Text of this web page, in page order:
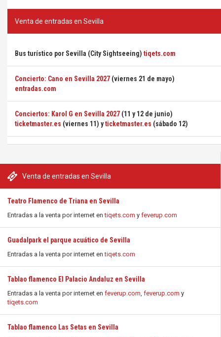
Venta de entradas en Sevilla
Teatro Flamenco de Triana en Sevilla
Entradas a la venta por internet entiqets.com y feverup.com
Guadalpark el parque acuático de Sevilla
Entradas a la venta por internet entiqets.com
Tablao flamenco El Palacio Andaluz en Sevilla
Entradas a la venta por internet en feverup.com, feverup.com y
tiqets.com
Tablao flamenco Las Setas en Sevilla
Venta de entradas en Sevilla
Bus turístico por Sevilla (City Sightseeing) tiqets.com
Concierto: Cano en Sevilla 2027 (viernes 21 de mayo)
entradas.com
Conciertos: Karol G en Sevilla 2027 (11 y 12 de junio)
ticketmaster.es (viernes 11) yticketmaster.es (sábado 12)